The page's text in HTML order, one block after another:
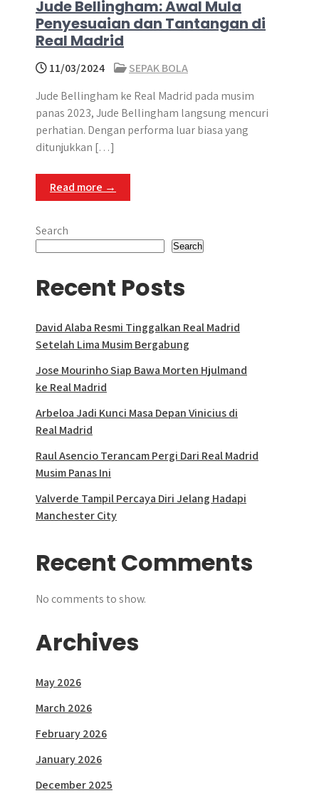
Jude Bellingham: Awal Mula
Penyesuaian dan Tantangan di
Real Madrid
11/03/2024
SEPAK BOLA
Jude Bellingham ke Real Madrid pada musim
panas 2023, Jude Bellingham langsung mencuri
perhatian. Dengan performa luar biasa yang
ditunjukkan […]
Read more →
Search
Search
Recent Posts
David Alaba Resmi Tinggalkan Real Madrid
Setelah Lima Musim Bergabung
Jose Mourinho Siap Bawa Morten Hjulmand
ke Real Madrid
Arbeloa Jadi Kunci Masa Depan Vinicius di
Real Madrid
Raul Asencio Terancam Pergi Dari Real Madrid
Musim Panas Ini
Valverde Tampil Percaya Diri Jelang Hadapi
Manchester City
Recent Comments
No comments to show.
Archives
May 2026
March 2026
February 2026
January 2026
December 2025